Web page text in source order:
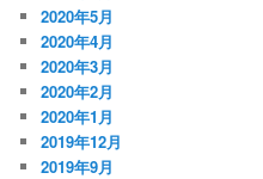
2020年5月
2020年4月
2020年3月
2020年2月
2020年1月
2019年12月
2019年9月